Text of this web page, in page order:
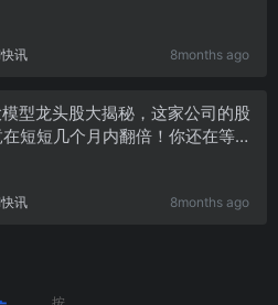
讯 8months ago
型龙头股大揭秘，这家公司的股
短短几个月内翻倍！你还在等什
讯 8months ago